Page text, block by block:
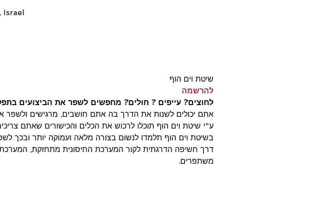
Israel
שיטת וים הוף
להרשמה
לחוצים? עייפים ? חולים? מחפשים לשפר את הביצועים
אתם יכולים לשנות את הדרך בה אתם חושבים, מרגישים
ע"י שיטת וים הוף תוכלו לרכוש את הכלים והכישורים שאתם
בשיטת וים הוף תלמדו לנשום בצורה מלאה ועמוקה יותר ובכך
דרך חשיפה הדרגתית לקור המערכת החיסונית מתחזקת,
משתפרים.